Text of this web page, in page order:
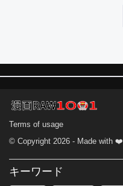
Terms of usage
© Copyright 2026 - Made with ❤️
キーワード